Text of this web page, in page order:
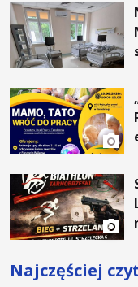
Najczęściej